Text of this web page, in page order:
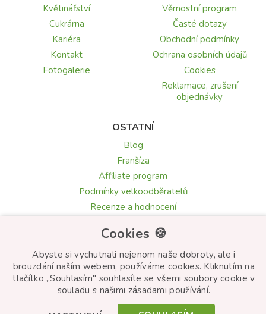
Květinářství
Cukrárna
Kariéra
Kontakt
Fotogalerie
Věrnostní program
Časté dotazy
Obchodní podmínky
Ochrana osobních údajů
Cookies
Reklamace, zrušení
objednávky
OSTATNÍ
Blog
Franšíza
Affiliate program
Podmínky velkoodběratelů
Recenze a hodnocení
Květomluva: symbolika květin
© Frutiko.cz 2026
Cookies 🍪
Abyste si vychutnali nejenom naše dobroty, ale i
brouzdání naším webem, používáme cookies. Kliknutím na
tlačítko „Souhlasím" souhlasíte se všemi soubory cookie v
souladu s našimi zásadami používání.